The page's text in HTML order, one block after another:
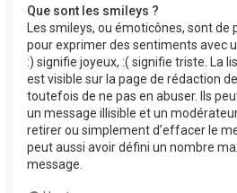
Que sont les smileys ?
Les smileys, ou émoticônes, sont
pour exprimer des sentiments avec
:) signifie joyeux, :( signifie triste. La
est visible sur la page de rédaction
toutefois de ne pas en abuser. Ils
un message illisible et un
retirer ou simplement d’effacer le
peut aussi avoir défini un nombre
message.